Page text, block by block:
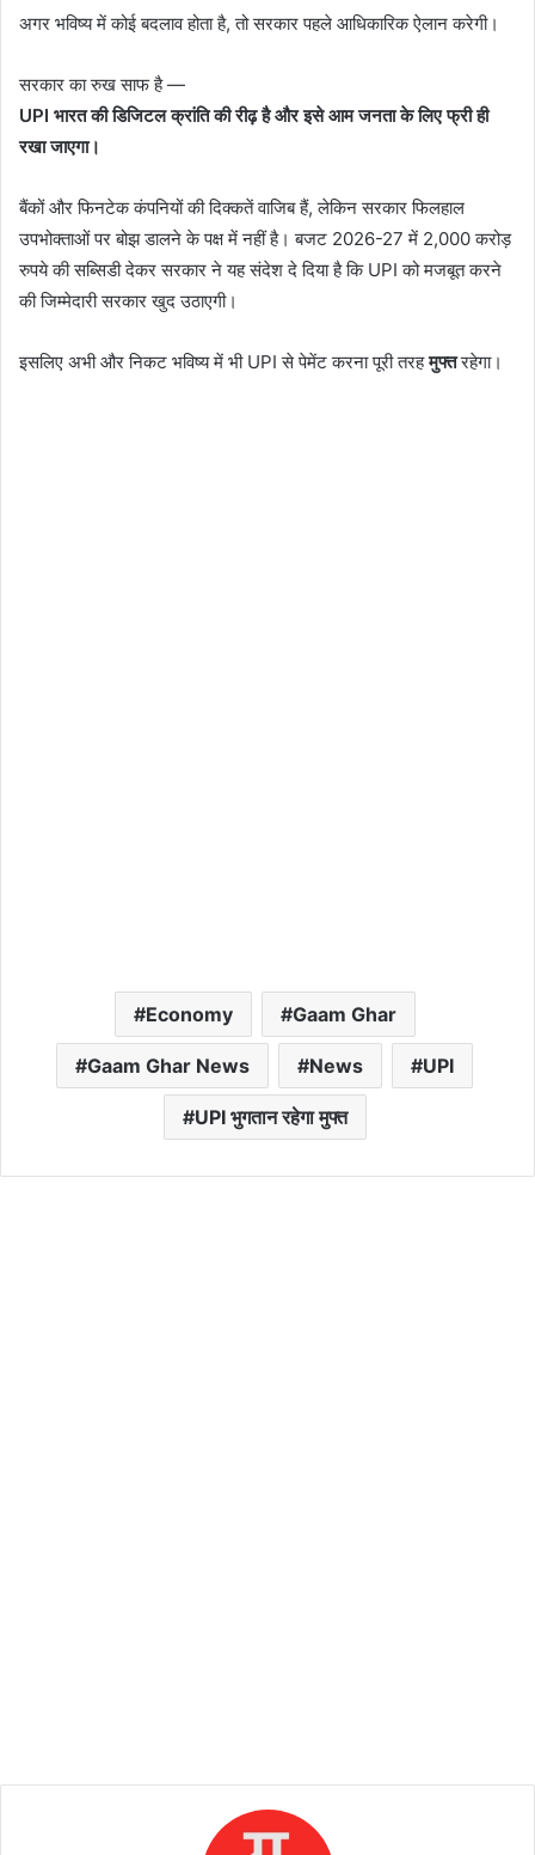
अगर भविष्य में कोई बदलाव होता है, तो सरकार पहले आधिकारिक ऐलान करेगी।
सरकार का रुख साफ है —
UPI भारत की डिजिटल क्रांति की रीढ़ है और इसे आम जनता के लिए फ्री ही
रखा जाएगा।
बैंकों और फिनटेक कंपनियों की दिक्कतें वाजिब हैं, लेकिन सरकार फिलहाल
उपभोक्ताओं पर बोझ डालने के पक्ष में नहीं है। बजट 2026-27 में 2,000 करोड़
रुपये की सब्सिडी देकर सरकार ने यह संदेश दे दिया है कि UPI को मजबूत करने
की जिम्मेदारी सरकार खुद उठाएगी।
इसलिए अभी और निकट भविष्य में भी UPI से पेमेंट करना पूरी तरहमुफ्तरहेगा।
Economy Gaam Ghar
Gaam Ghar News News UPI
UPI भुगतान रहेगा मुफ्त